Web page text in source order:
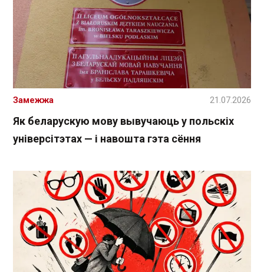
Як беларускую мову вывучаюць у польскіх
універсітэтах — і навошта гэта сёння
Замежжа 21.07.2026